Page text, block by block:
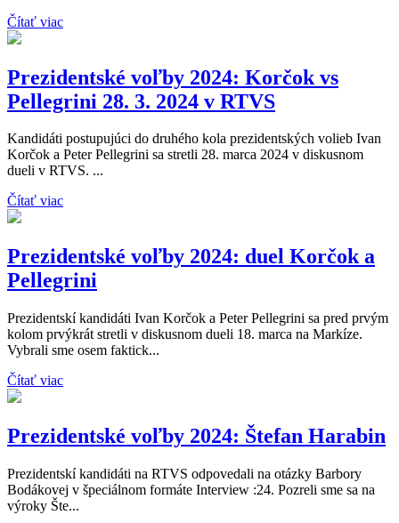
Čítať viac
Prezidentské voľby 2024: Korčok vs
Pellegrini 28. 3. 2024 v RTVS
Kandidáti postupujúci do druhého kola prezidentských volieb Ivan
Korčok a Peter Pellegrini sa stretli 28. marca 2024 v diskusnom
dueli v RTVS. ...
Čítať viac
Prezidentské voľby 2024: duel Korčok a
Pellegrini
Prezidentskí kandidáti Ivan Korčok a Peter Pellegrini sa pred prvým
kolom prvýkrát stretli v diskusnom dueli 18. marca na Markíze.
Vybrali sme osem faktick...
Čítať viac
Prezidentské voľby 2024: Štefan Harabin
Prezidentskí kandidáti na RTVS odpovedali na otázky Barbory
Bodákovej v špeciálnom formáte Interview :24. Pozreli sme sa na
výroky Šte...